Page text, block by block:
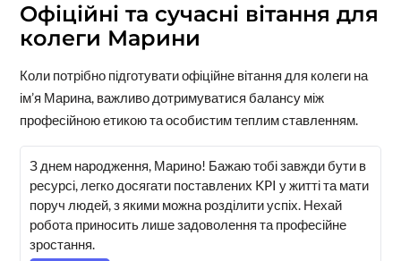
Офіційні та сучасні вітання для
колеги Марини
Коли потрібно підготувати офіційне вітання для колеги на
ім’я Марина, важливо дотримуватися балансу між
професійною етикою та особистим теплим ставленням.
З днем народження, Марино! Бажаю тобі завжди бути в
ресурсі, легко досягати поставлених KPI у житті та мати
поруч людей, з якими можна розділити успіх. Нехай
робота приносить лише задоволення та професійне
зростання.